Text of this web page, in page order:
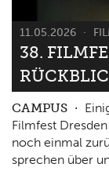
11.05.2026
38.
CAMPUS
Filmfest
noch einmal
sprechen über